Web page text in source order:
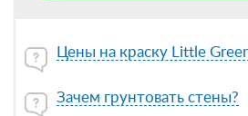
Цены на краску Little
Зачем грунтовать стены?